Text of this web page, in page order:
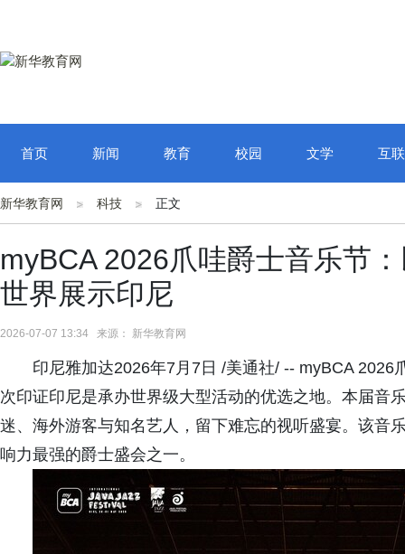
首页 新闻 教育 校园 文学 互
新华教育网 科技 正文
myBCA 2026爪哇爵士音乐节
世界展示印尼
2026-07-07 13:34 来源： 新华教育网
印尼雅加达2026年7月7日 /美通社/ -- myBCA
次印证印尼是承办世界级大型活动的优选之地。本届音
迷、海外游客与知名艺人，留下难忘的视听盛宴。该音
响力最强的爵士盛会之一。